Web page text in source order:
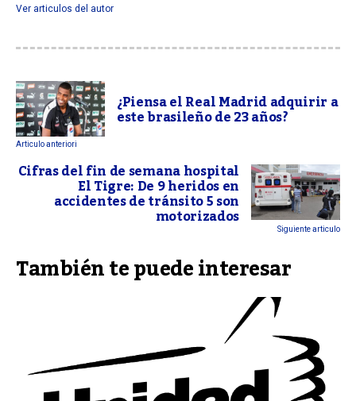
Ver articulos del autor
¿Piensa el Real Madrid adquirir a
este brasileño de 23 años?
Articulo anteriori
Cifras del fin de semana hospital
El Tigre: De 9 heridos en
accidentes de tránsito 5 son
motorizados Siguiente articulo
También te puede interesar